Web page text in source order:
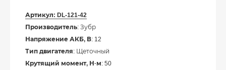
Артикул: DL-121-42
Производитель: Зубр
Напряжение АКБ, В: 12
Тип двигателя: Щеточный
Крутящий момент, Н·м: 50